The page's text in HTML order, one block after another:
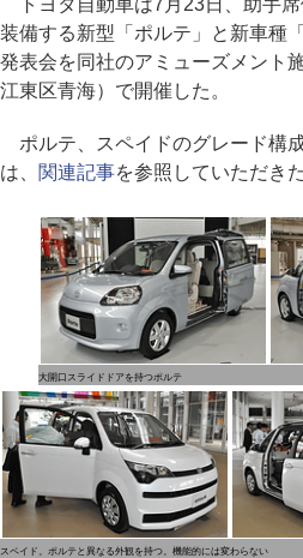
トヨタ自動車は7月23日、助手
装備する新型「ポルテ」と新車種
発表会を同社のアミューズメント
江東区青海）で開催した。
ポルテ、スペイドのグレード構
は、 関連記事を参照していただきた
大開口スライドドアを持つポルテ
スペイド。ポルテと異なる外観を持つ。機能的には変わらない